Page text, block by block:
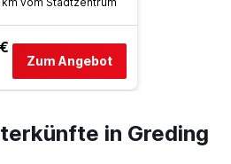
Zum Angebot
in Greding